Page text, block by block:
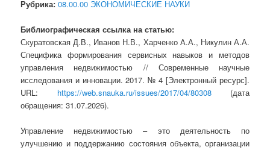
Рубрика: 08.00.00 ЭКОНОМИЧЕСКИЕ НАУКИ
Библиографическая ссылка на статью:
Скуратовская Д.В., Иванов Н.В., Харченко А.А., Никулин А.А.
Специфика формирования сервисных навыков и методов
управления недвижимостью // Современные научные
исследования и инновации. 2017. № 4 [Электронный ресурс].
URL: https://web.snauka.ru/issues/2017/04/80308(дата
обращения: 31.07.2026).
Управление недвижимостью – это деятельность по
улучшению и поддержанию состояния объекта, организации